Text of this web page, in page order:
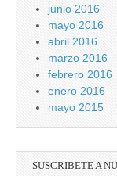
junio 2016
mayo 2016
abril 2016
marzo 2016
febrero 2016
enero 2016
mayo 2015
SUSCRIBETE A